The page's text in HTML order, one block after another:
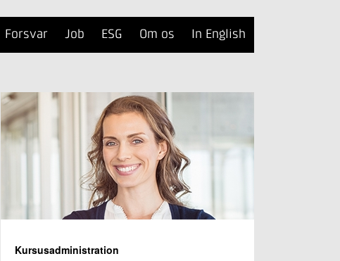
Forsvar Job ESG Om os In English
Kursusadministration